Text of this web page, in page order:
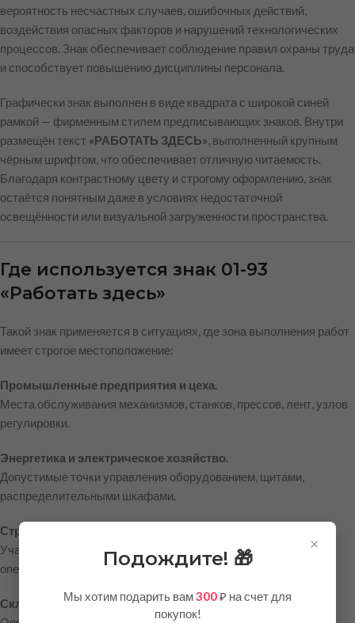
вероятность несчастных случаев, ошибочных действий,
воздействия опасных факторов и нарушений технологических
процессов. Знак обеспечивает соблюдение правил охраны труда
и способствует повышению дисциплины персонала.
Графически знак выполнен в виде квадрата с широкой синей
рамкой — фирменным стилем предписывающих знаков. Внутри
размещён текст «РАБОТАТЬ ЗДЕСЬ», выполненный крупным
чёрным шрифтом, что обеспечивает отличную читаемость.
Благодаря контрастному цвету и строгому оформлению, знак
остаётся понятным даже в условиях недостаточной
освещённости или визуальной загруженности пространства.
Где используется знак 01-93
«Работать здесь»
Такой знак применяется в ситуациях, где зона выполнения работ
имеет строгое местоположение:
Промышленные предприятия и цеха.
Места обслуживания механизмов, станков, прессов, лент, узлов
регулировки.
Энергетика и электрическое хозяйство.
Допустимые точки управления оборудованием, щитами,
распределительными шкафами.
Строительные площадки.
Участки выполнения монтажных работ, сварки, высотных
операций.
Складское хозяйство и логистика.
×
Подождите! 🎁
Мы хотим подарить вам300₽ на счет для
покупок!